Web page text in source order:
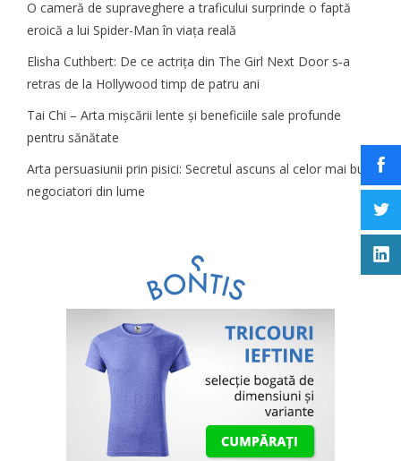
O cameră de supraveghere a traficului surprinde o faptă
eroică a lui Spider-Man în viața reală
Elisha Cuthbert: De ce actrița din The Girl Next Door s‑a
retras de la Hollywood timp de patru ani
Tai Chi – Arta mișcării lente și beneficiile sale profunde
pentru sănătate
Arta persuasiunii prin pisici: Secretul ascuns al celor mai buni
negociatori din lume